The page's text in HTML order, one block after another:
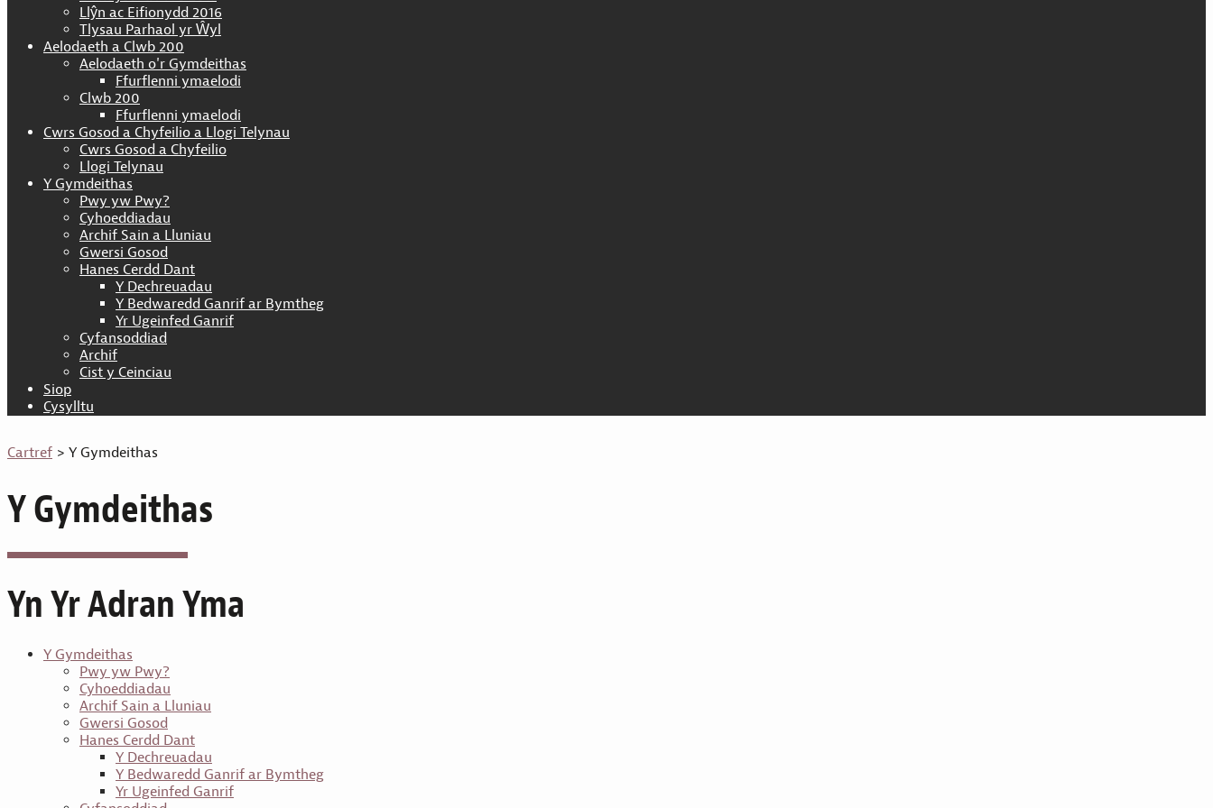
Llŷn ac Eifionydd 2016
Tlysau Parhaol yr Ŵyl
Aelodaeth a Clwb 200
Aelodaeth o'r Gymdeithas
Ffurflenni ymaelodi
Clwb 200
Ffurflenni ymaelodi
Cwrs Gosod a Chyfeilio a Llogi Telynau
Cwrs Gosod a Chyfeilio
Llogi Telynau
Y Gymdeithas
Pwy yw Pwy?
Cyhoeddiadau
Archif Sain a Lluniau
Gwersi Gosod
Hanes Cerdd Dant
Y Dechreuadau
Y Bedwaredd Ganrif ar Bymtheg
Yr Ugeinfed Ganrif
Cyfansoddiad
Archif
Cist y Ceinciau
Siop
Cysylltu
Cartref > Y Gymdeithas
Y Gymdeithas
Yn Yr Adran Yma
Y Gymdeithas
Pwy yw Pwy?
Cyhoeddiadau
Archif Sain a Lluniau
Gwersi Gosod
Hanes Cerdd Dant
Y Dechreuadau
Y Bedwaredd Ganrif ar Bymtheg
Yr Ugeinfed Ganrif